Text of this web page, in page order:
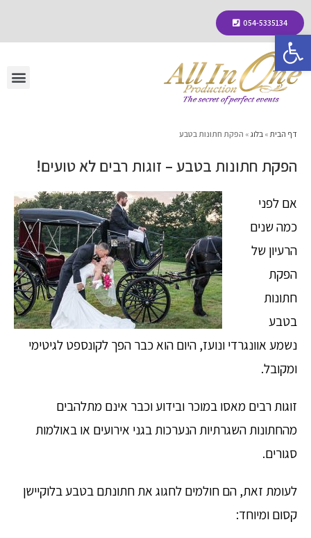
פתח סרגל נגישות
054-5335134
דף הבית » בלוג » הפקת חתונות בטבע
הפקת חתונות בטבע – זוגות רבים לא טועים!
אם לפני
כמה שנים
הרעיון של
הפקת
חתונות
בטבע
נשמע אוונגרדי ונועז, היום הוא כבר הפך לקונספט לגיטימי
ומקובל.
זוגות רבים מאסו במוכר ובידוע וכבר אינם מתלהבים
מהחתונות השגרתיות הנערכות בגני אירועים או באולמות
סגורים.
לעומת זאת, הם חולמים לחגוג את חתונתם בטבע בלוקיישן
קסום ומיוחד: